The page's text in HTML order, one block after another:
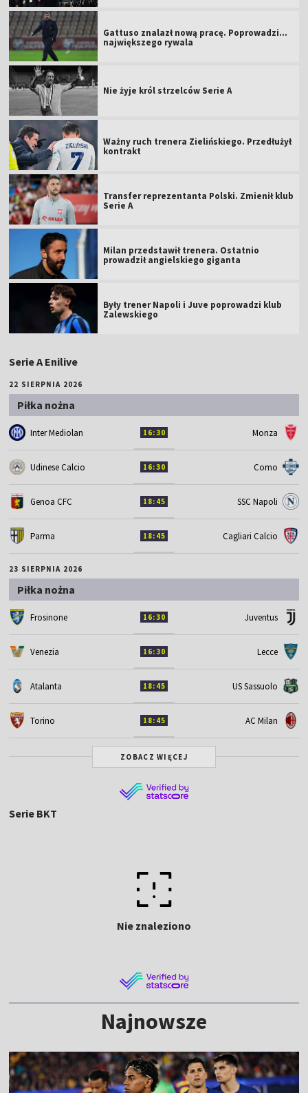
Gattuso znalazł nową pracę. Poprowadzi...
największego rywala
Nie żyje król strzelców Serie A
Ważny ruch trenera Zielińskiego. Przedłużył
kontrakt
Transfer reprezentanta Polski. Zmienił klub
Serie A
Milan przedstawił trenera. Ostatnio
prowadził angielskiego giganta
Były trener Napoli i Juve poprowadzi klub
Zalewskiego
Serie A Enilive
22 SIERPNIA 2026
Piłka nożna
Inter Mediolan 16:30 Monza
Udinese Calcio 16:30 Como
Genoa CFC 18:45 SSC Napoli
Parma 18:45 Cagliari Calcio
23 SIERPNIA 2026
Piłka nożna
Frosinone 16:30 Juventus
Venezia 16:30 Lecce
Atalanta 18:45 US Sassuolo
Torino 18:45 AC Milan
ZOBACZ WIĘCEJ
Serie BKT
Nie znaleziono
Najnowsze